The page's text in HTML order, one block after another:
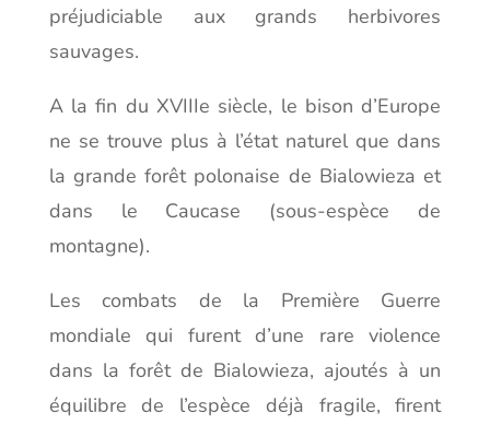
préjudiciable aux grands herbivores
sauvages.
A la fin du XVIIIe siècle, le bison d’Europe
ne se trouve plus à l’état naturel que dans
la grande forêt polonaise de Bialowieza et
dans le Caucase (sous-espèce de
montagne).
Les combats de la Première Guerre
mondiale qui furent d’une rare violence
dans la forêt de Bialowieza, ajoutés à un
équilibre de l’espèce déjà fragile, firent